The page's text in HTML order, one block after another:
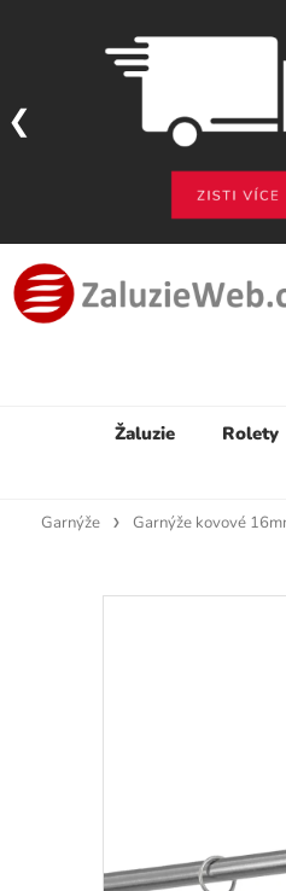
Žaluzie Rolety
Garnýže Garnýže kovové